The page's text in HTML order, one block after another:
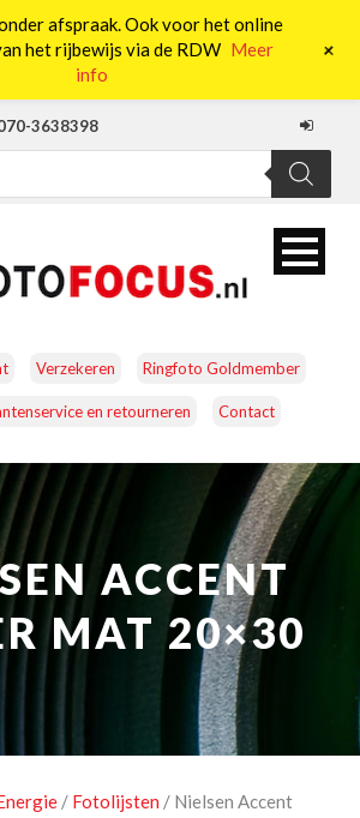
3638398
Verzekeren Ringfoto Goldmember
en retourneren Contact
ACCESSOIRES
MEDIA EN ENERGIE
OCCASIONS
ACCENT
MAT 20×30
/ Fotolijsten / Nielsen Accent
afspraak. Ook voor het online
het rijbewijs via de RDW Meer
info
+